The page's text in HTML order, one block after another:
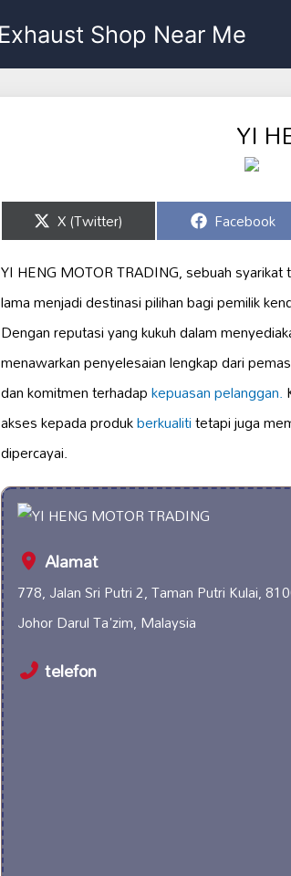
YI
Share
on
X (Twitter) Share
on
Facebook
YI HENG MOTOR TRADING, sebuah
lama menjadi destinasi pilihan bagi pemilik
Dengan reputasi yang kukuh dalam
menawarkan penyelesaian lengkap dari
dan komitmen terhadapkepuasan pelanggan.
akses kepada produkberkualititetapi juga
dipercayai.
Alamat
778, Jalan Sri Putri 2, Taman Putri Kulai,
Johor Darul Ta'zim, Malaysia
telefon